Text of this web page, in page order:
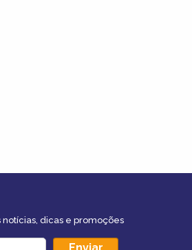
dicas e promoções